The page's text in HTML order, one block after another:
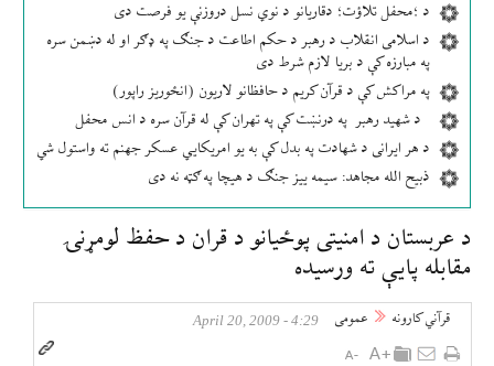
د ؛محفل تلاؤت؛ دقاریانو د نوي نسل دروزنې یو فرصت دی
د اسلامی انقلاب د رهبر د حکم اطاعت د جنګ په ډګر او له دښمن سره
په مبارزه کې د بریا لازم شرط دی
په مراکش کې د قرآن کریم د حافظانو لاریون (انځوریز راپور)
د شهید رهبر په درنښت کې په تهران کې له قرآن سره د انس محفل
د هر ایرانی د شهادت په بدل کې به یو امریکایي عسکر جهنم ته واستول شي
ذبیح الله مجاهد: سیمه ییز جنګ د هیچا په ګټه نه دی
د عربستان د امنيتی پوځيانو د قران د حفظ لومړنۍ
مقابله پایې ته ورسيده
قرآني کارونه عمومی 4:29 - April 20, 2009